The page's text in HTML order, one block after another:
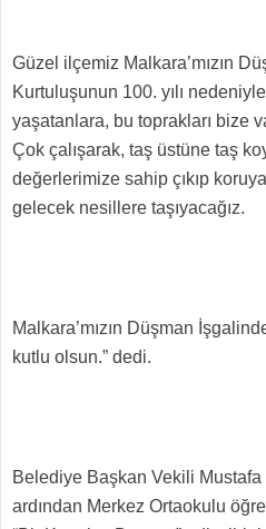
Güzel ilçemiz Malkara’mızın
Kurtuluşunun 100. yılı
yaşatanlara, bu toprakları bize
Çok çalışarak, taş üstüne taş
değerlerimize sahip çıkıp
gelecek nesillere taşıyacağız.
Malkara’mızın Düşman
kutlu olsun.” dedi.
Belediye Başkan Vekili Mustafa
ardından Merkez Ortaokulu